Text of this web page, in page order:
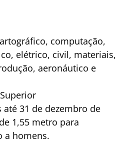
computação,
elétrico, civil, materiais,
aeronáutico e
até 31 de dezembro de
1,55 metro para
a homens.